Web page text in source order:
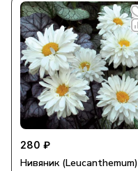
280 ₽
Нивяник (Leucanthemum)